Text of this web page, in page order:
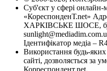
Суб'єкт у сфері онлайн-
«КореспонденТ.net»
ХАРКІВСЬКЕ ШОСЕ,
Ідентифікатор медіа –
Використання будь-
сайті, дозволяється за